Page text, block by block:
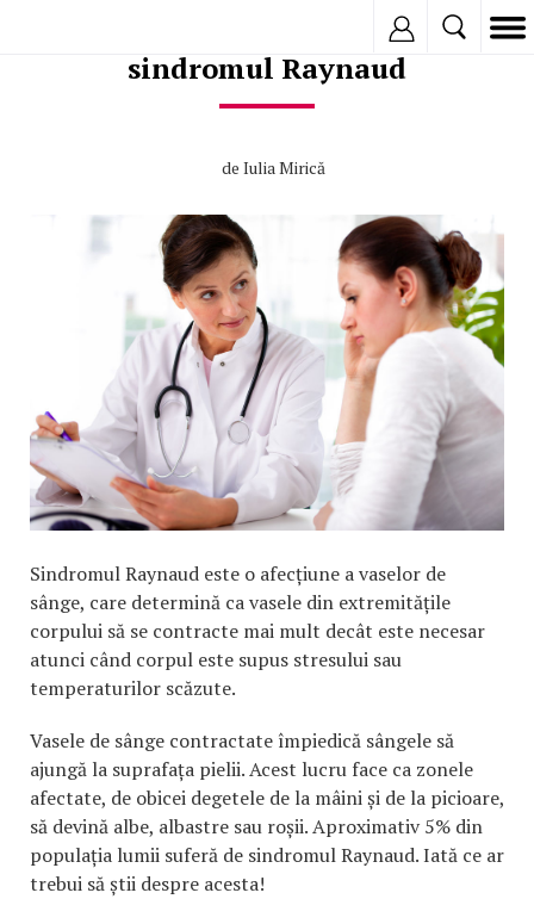
Ce ar trebui să știi despre
sindromul Raynaud
de Iulia Mirică
Sindromul Raynaud este o afecțiune a vaselor de
sânge, care determină ca vasele din extremitățile
corpului să se contracte mai mult decât este necesar
atunci când corpul este supus stresului sau
temperaturilor scăzute.
Vasele de sânge contractate împiedică sângele să
ajungă la suprafața pielii. Acest lucru face ca zonele
afectate, de obicei degetele de la mâini și de la picioare,
să devină albe, albastre sau roșii. Aproximativ 5% din
populația lumii suferă de sindromul Raynaud. Iată ce ar
trebui să știi despre acesta!